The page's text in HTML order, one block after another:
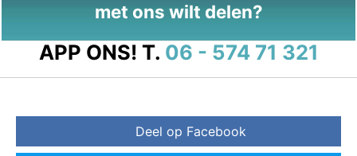
met ons wilt delen?
APP ONS! T. 06 - 574 71 321
Deel op Facebook